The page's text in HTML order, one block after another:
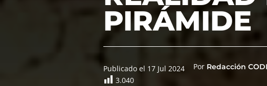
PIRÁMIDE
Publicado el 17 Jul 2024 Por Redacción
3.040